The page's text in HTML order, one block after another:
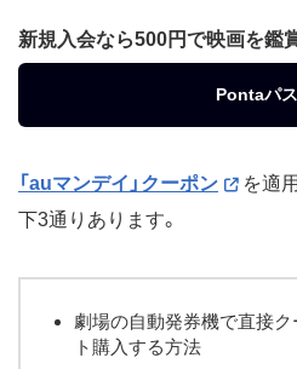
新規入会なら500円で映画を鑑
Pontaパス
「auマンデイ」クーポン
を適
下3通りあります。
劇場の自動発券機で直接ク
ト購入する方法